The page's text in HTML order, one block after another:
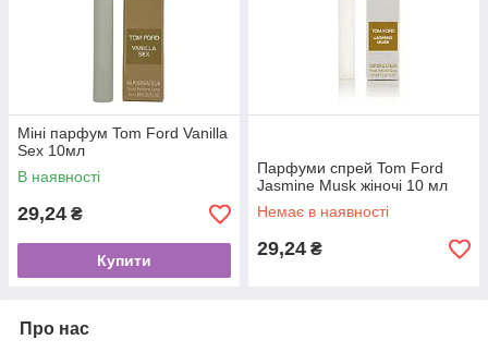
Міні парфум Tom Ford Vanilla
Sex 10мл
В наявності
29,24 ₴
Купити
Парфуми спрей Tom Ford
Jasmine Musk жіночі 10 мл
Немає в наявності
29,24 ₴
Про нас